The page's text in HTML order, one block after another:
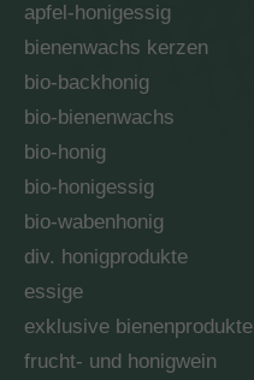
apfel-honigessig
bienenwachs kerzen
bio-backhonig
bio-bienenwachs
bio-honig
bio-honigessig
bio-wabenhonig
div. honigprodukte
essige
exklusive bienenprodukte
frucht- und honigwein